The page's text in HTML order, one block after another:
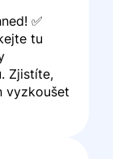
✅
tu
Zjistíte,
vyzkoušet